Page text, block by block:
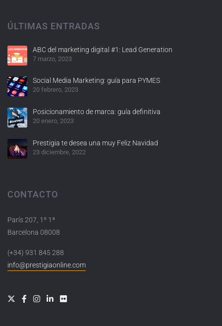
ÚLTIMAS ENTRADAS
ABC del marketing digital #1: Lead Generation
7 marzo, 2023
Social Media Marketing: guía para PYMES
20 febrero, 2023
Posicionamiento de marca: guía definitiva
20 enero, 2023
Prestigia te desea una muy Feliz Navidad
23 diciembre, 2022
CONTACTO
París 207, 1º 1ª
Barcelona 08008
(+34) 931 845 288
info@prestigiaonline.com